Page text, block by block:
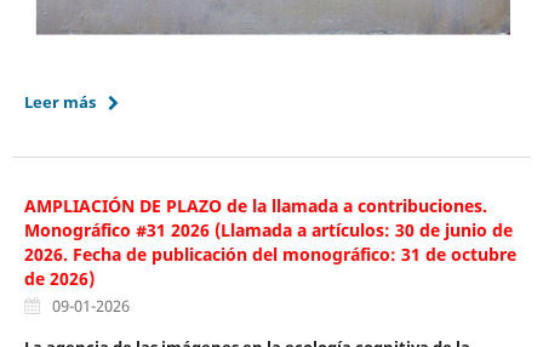
Leer más
AMPLIACIÓN DE PLAZO de la llamada a contribuciones.
Monográfico #31 2026 (Llamada a artículos: 30 de junio de
2026. Fecha de publicación del monográfico: 31 de octubre
de 2026)
09-01-2026